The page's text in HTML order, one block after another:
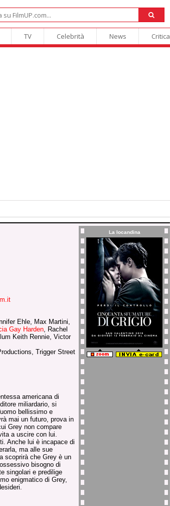
TV Celebrità News Critica
Ehle, Max Martini,
Gay Harden, Rachel
Keith Rennie, Victor
Trigger Street
americana di
miliardario, si
bellissimo e
mai un futuro, prova in
Grey non compare
a uscire con lui.
Anche lui è incapace di
ma alle sue
scoprirà che Grey è un
bisogno di
singolari e predilige
enigmatico di Grey,
La locandina